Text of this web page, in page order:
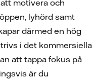
motivera och
lyhörd samt
därmed en hög
i det kommersiella
att tappa fokus på
är du